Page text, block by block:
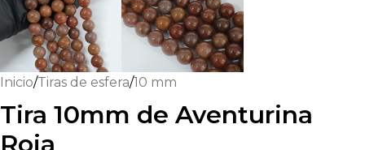
Inicio/Tiras de esfera/10 mm
Tira 10mm de Aventurina
Roja